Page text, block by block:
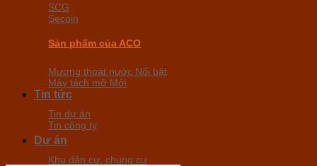
SCG
Secoin
Sản phẩm của ACO
Mương thoát nước
Máy tách mỡ
Tin tức
Tin dự án
Tin công ty
Dự án
Khu dân cư, chung cư